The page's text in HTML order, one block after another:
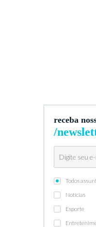
receba
/
Todos
Notícias
Esporte